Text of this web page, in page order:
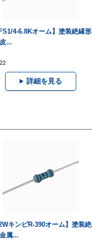
4-6.8Kオーム】塗装絶縁形
...
詳細を見る
2WキンピR-390オーム】塗装絶
属...